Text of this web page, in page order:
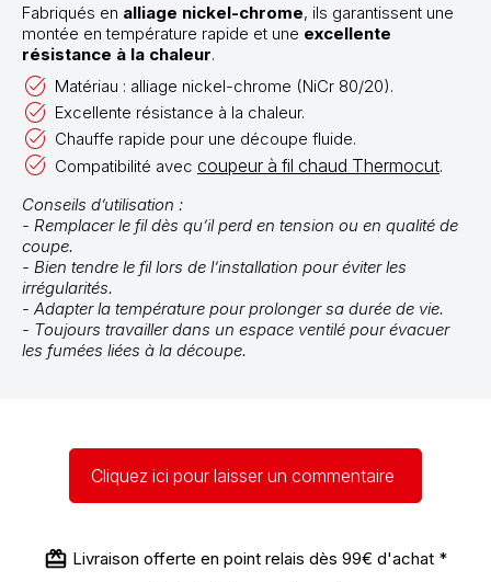
Fabriqués en alliage nickel-chrome, ils garantissent une
montée en température rapide et une excellente
résistance à la chaleur.
Matériau : alliage nickel-chrome (NiCr 80/20).
Excellente résistance à la chaleur.
Chauffe rapide pour une découpe fluide.
Compatibilité avec coupeur à fil chaud Thermocut.
Conseils d’utilisation :
- Remplacer le fil dès qu’il perd en tension ou en qualité de
coupe.
- Bien tendre le fil lors de l’installation pour éviter les
irrégularités.
- Adapter la température pour prolonger sa durée de vie.
- Toujours travailler dans un espace ventilé pour évacuer
les fumées liées à la découpe.
Cliquez ici pour laisser un commentaire
Livraison offerte en point relais dès 99€ d'achat *